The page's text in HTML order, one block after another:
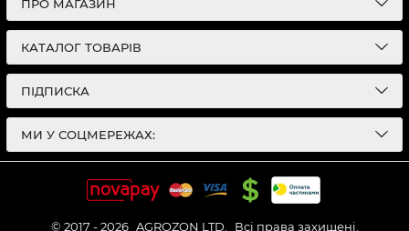
ПРО МАГАЗИН
КАТАЛОГ ТОВАРІВ
ПІДПИСКА
МИ У СОЦМЕРЕЖАХ:
© 2017 - 2026 AGROZON LTD. Всі права захищені.